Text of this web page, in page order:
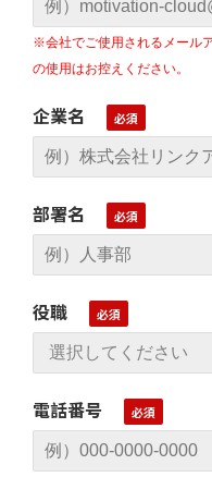
※会社でご使用されるメール
の使用はお控えください。
企業名
部署名
役職
電話番号